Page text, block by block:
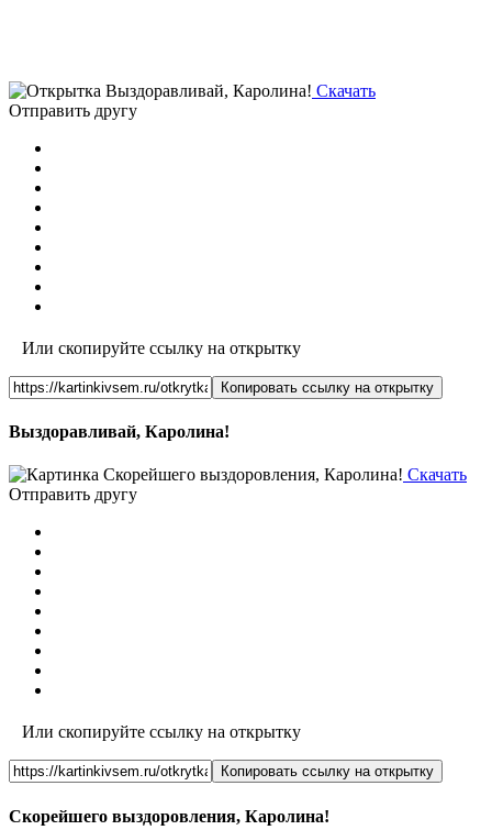
Скачать
Отправить другу
Или скопируйте ссылку на открытку
Копировать ссылку на открытку
Выздоравливай, Каролина!
Скачать
Отправить другу
Или скопируйте ссылку на открытку
Копировать ссылку на открытку
Скорейшего выздоровления, Каролина!